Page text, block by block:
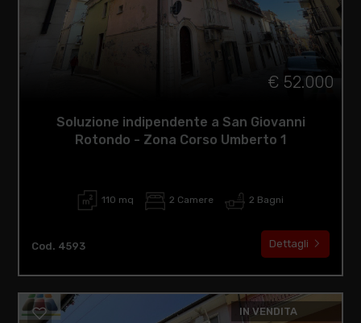
€ 52.000
Soluzione indipendente a San Giovanni
Rotondo - Zona Corso Umberto 1
110 mq 2 Camere 2 Bagni
Cod. 4593 Dettagli
IN VENDITA